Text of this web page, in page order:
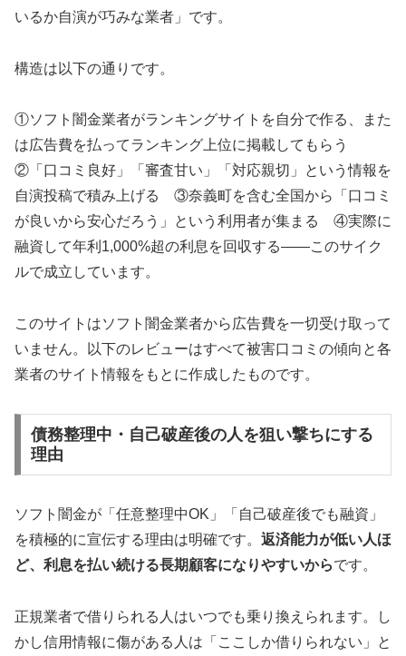
いるか自演が巧みな業者」です。
構造は以下の通りです。
①ソフト闇金業者がランキングサイトを自分で作る、また
は広告費を払ってランキング上位に掲載してもらう
②「口コミ良好」「審査甘い」「対応親切」という情報を
自演投稿で積み上げる ③奈義町を含む全国から「口コミ
が良いから安心だろう」という利用者が集まる ④実際に
融資して年利1,000%超の利息を回収する——このサイク
ルで成立しています。
このサイトはソフト闇金業者から広告費を一切受け取って
いません。以下のレビューはすべて被害口コミの傾向と各
業者のサイト情報をもとに作成したものです。
債務整理中・自己破産後の人を狙い撃ちにする
理由
ソフト闇金が「任意整理中OK」「自己破産後でも融資」
を積極的に宣伝する理由は明確です。 返済能力が低い人ほ
ど、利息を払い続ける長期顧客になりやすいからです。
正規業者で借りられる人はいつでも乗り換えられます。し
かし信用情報に傷がある人は「ここしか借りられない」と